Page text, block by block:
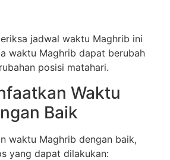
jadwal waktu Maghrib ini
waktu Maghrib dapat berubah
posisi matahari.
Waktu
Baik
waktu Maghrib dengan baik,
yang dapat dilakukan: